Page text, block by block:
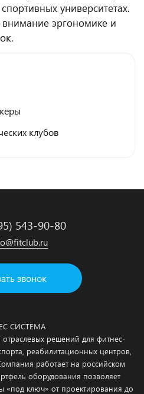
университетах.
эргономике и
клубов
543-90-80
звонок
СИСТЕМА
решений для фитнес-
реабилитационных центров,
работает на российском
оборудования позволяет
«под ключ» от проектирования до